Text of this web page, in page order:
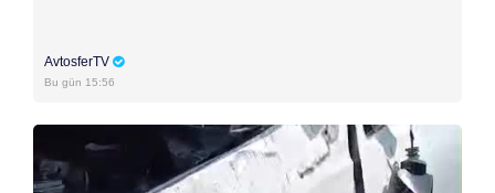
AvtosferTV
Bu gün 15:56